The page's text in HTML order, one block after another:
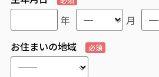
年 月
お住まいの地域
必須